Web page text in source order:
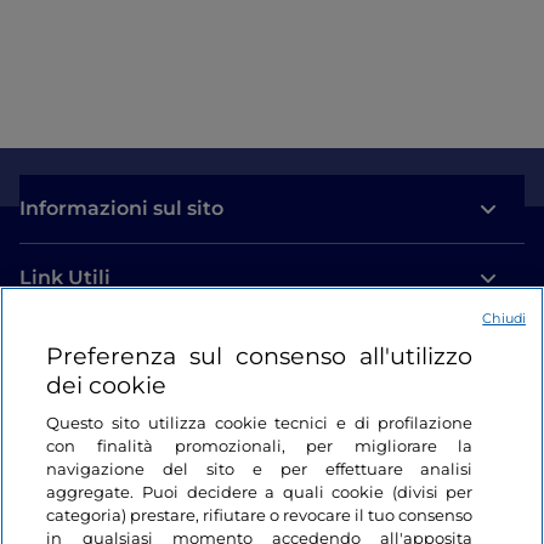
Informazioni sul sito
Link Utili
Login
Restiamo in contatto
Preferenza sul consenso all'utilizzo
dei cookie
Questo sito utilizza cookie tecnici e di profilazione
con finalità promozionali, per migliorare la
navigazione del sito e per effettuare analisi
aggregate. Puoi decidere a quali cookie (divisi per
categoria) prestare, rifiutare o revocare il tuo consenso
in qualsiasi momento accedendo all'apposita
Chiudi